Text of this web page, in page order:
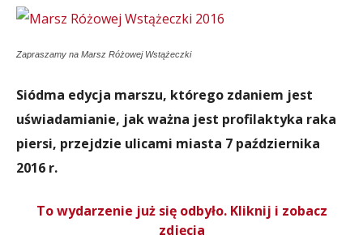
Zapraszamy na Marsz Różowej Wstążeczki
Siódma edycja marszu, którego zdaniem jest
uświadamianie, jak ważna jest profilaktyka raka
piersi, przejdzie ulicami miasta 7 października
2016 r.
To wydarzenie już się odbyło. Kliknij i zobacz
zdjęcia